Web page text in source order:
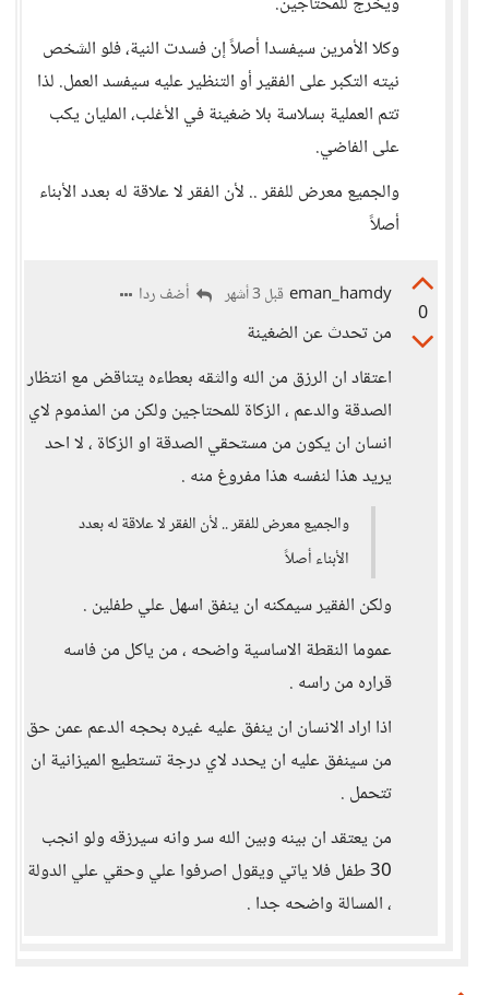
وكلا الأمرين سيفسدا أصلاً إن فسدت النية، فلو الشخص
نيته التكبر على الفقير أو التنظير عليه سيفسد العمل. لذا
تتم العملية بسلاسة بلا ضغينة في الأغلب، المليان يكب
على الفاضي.
والجميع معرض للفقر .. لأن الفقر لا علاقة له بعدد الأبناء
أصلاً
0
eman_hamdy قبل 3 أشهر أضف ردا
من تحدث عن الضغينة
اعتقاد ان الرزق من الله والثقه بعطاءه يتناقض مع انتظار
الصدقة والدعم ، الزكاة للمحتاجين ولكن من المذموم لاي
انسان ان يكون من مستحقي الصدقة او الزكاة ، لا احد
يريد هذا لنفسه هذا مفروغ منه .
والجميع معرض للفقر .. لأن الفقر لا علاقة له بعدد
الأبناء أصلاً
ولكن الفقير سيمكنه ان ينفق اسهل علي طفلين .
عموما النقطة الاساسية واضحه ، من ياكل من فاسه
قراره من راسه .
اذا اراد الانسان ان ينفق عليه غيره بحجه الدعم عمن حق
من سينفق عليه ان يحدد لاي درجة تستطيع الميزانية ان
تتحمل .
من يعتقد ان بينه وبين الله سر وانه سيرزقه ولو انجب
30 طفل فلا ياتي ويقول اصرفوا علي وحقي علي الدولة
، المسالة واضحه جدا .